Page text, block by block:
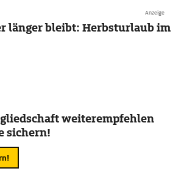
Anzeige
länger bleibt: Herbsturlaub im
weiterempfehlen
sichern!